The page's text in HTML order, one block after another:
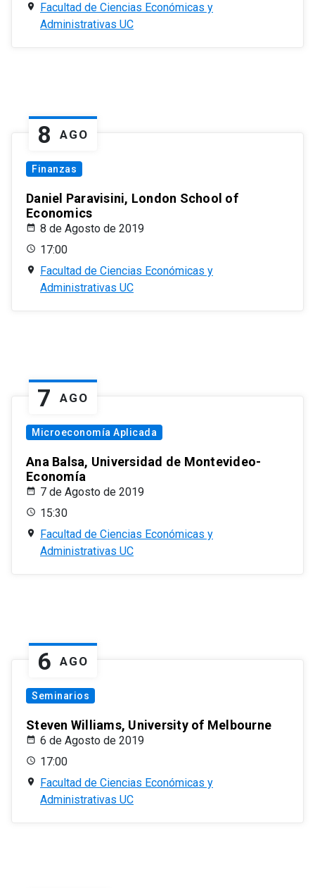
Facultad de Ciencias Económicas y
Administrativas UC
8 AGO
Finanzas
Daniel Paravisini, London School of
Economics
8 de Agosto de 2019
17:00
Facultad de Ciencias Económicas y
Administrativas UC
7 AGO
Microeconomía Aplicada
Ana Balsa, Universidad de Montevideo-
Economía
7 de Agosto de 2019
15:30
Facultad de Ciencias Económicas y
Administrativas UC
6 AGO
Seminarios
Steven Williams, University of Melbourne
6 de Agosto de 2019
17:00
Facultad de Ciencias Económicas y
Administrativas UC